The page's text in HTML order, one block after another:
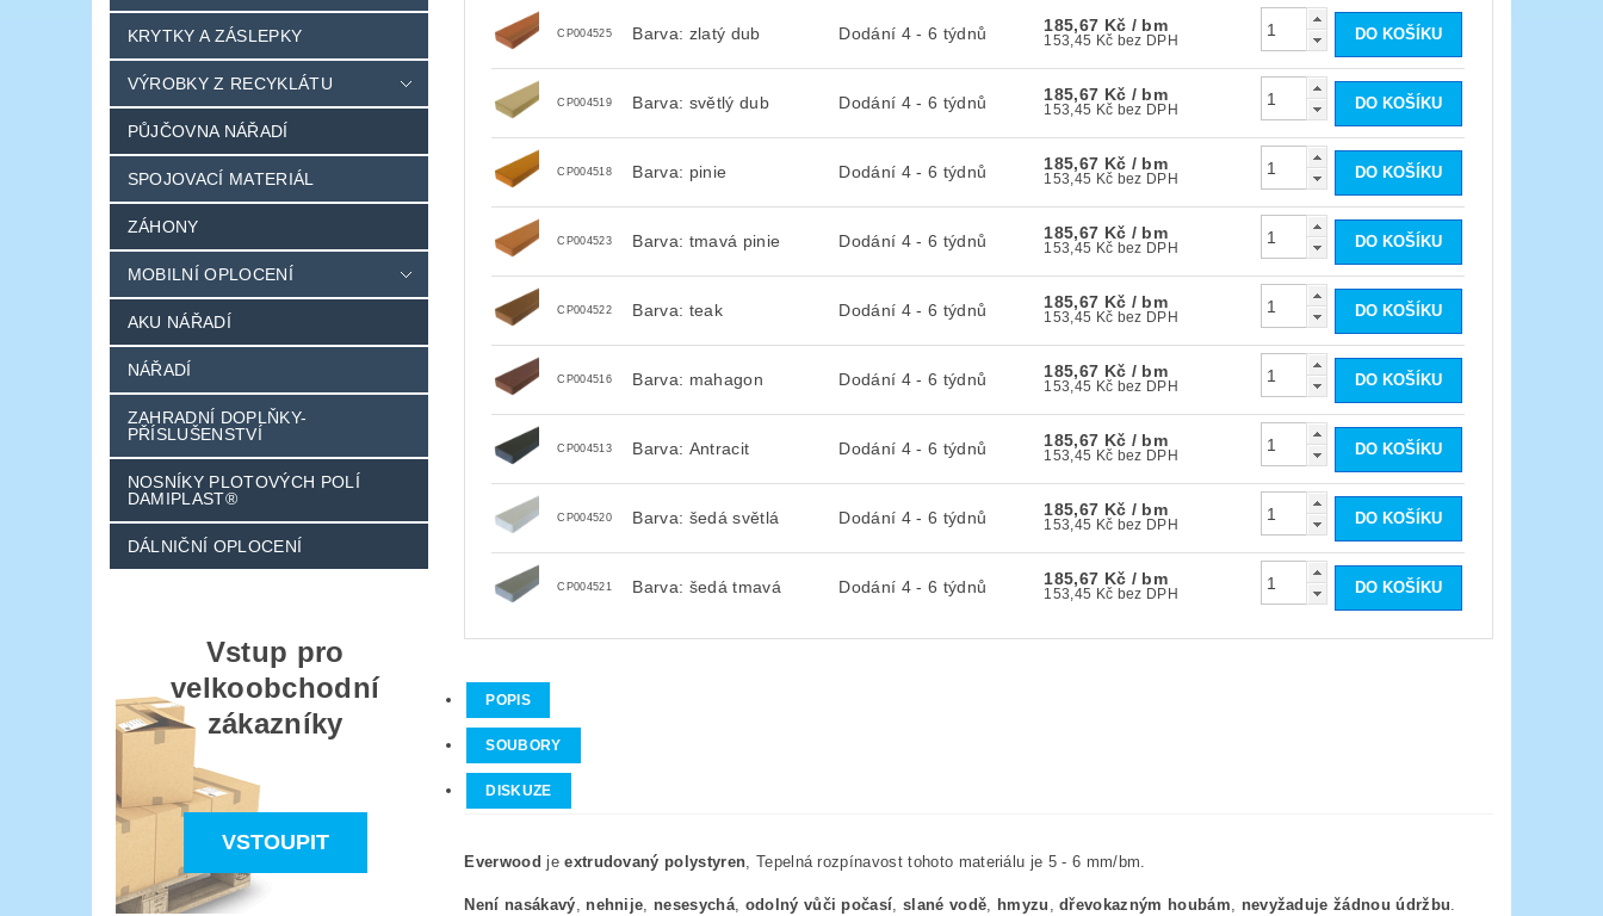
KRYTKY A ZÁSLEPKY
VÝROBKY Z RECYKLÁTU
PŮJČOVNA NÁŘADÍ
SPOJOVACÍ MATERIÁL
ZÁHONY
MOBILNÍ OPLOCENÍ
AKU NÁŘADÍ
NÁŘADÍ
ZAHRADNÍ DOPLŇKY-
PŘÍSLUŠENSTVÍ
NOSNÍKY PLOTOVÝCH POLÍ
DAMIPLAST®
DÁLNIČNÍ OPLOCENÍ
Vstup pro
velkoobchodní
zákazníky
VSTOUPIT
CP004525 Barva: zlatý dub Dodání 4 - 6 týdnů 185,67 Kč / bm
153,45 Kč bez DPH
CP004519 Barva: světlý dub Dodání 4 - 6 týdnů 185,67 Kč / bm
153,45 Kč bez DPH
CP004518 Barva: pinie Dodání 4 - 6 týdnů 185,67 Kč / bm
153,45 Kč bez DPH
CP004523 Barva: tmavá pinie Dodání 4 - 6 týdnů 185,67 Kč / bm
153,45 Kč bez DPH
CP004522 Barva: teak Dodání 4 - 6 týdnů 185,67 Kč / bm
153,45 Kč bez DPH
CP004516 Barva: mahagon Dodání 4 - 6 týdnů 185,67 Kč / bm
153,45 Kč bez DPH
CP004513 Barva: Antracit Dodání 4 - 6 týdnů 185,67 Kč / bm
153,45 Kč bez DPH
CP004520 Barva: šedá světlá Dodání 4 - 6 týdnů 185,67 Kč / bm
153,45 Kč bez DPH
CP004521 Barva: šedá tmavá Dodání 4 - 6 týdnů 185,67 Kč / bm
153,45 Kč bez DPH
POPIS
SOUBORY
DISKUZE
Everwood jeextrudovaný polystyren, Tepelná rozpínavost tohoto materiálu je 5 - 6 mm/bm.
Není nasákavý, nehnije, nesesychá, odolný vůči počasí,slané vodě, hmyzu ,dřevokazným houbám, nevyžaduje žádnou údržbu.